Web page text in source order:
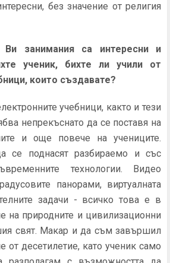
без значение от религия
Ви занимания са интересни и
ученик, бихте ли учили от
които създавате?
учебници, както и тези
непрекъснато да се поставя на
и още повече на учениците.
се поднасят разбираемо и със
технологии. Видео
панорами, виртуалната
задачи - всичко това е в
на природните и цивилизационни
свят. Макар и да съм завършил
от десетилетие, като ученик само